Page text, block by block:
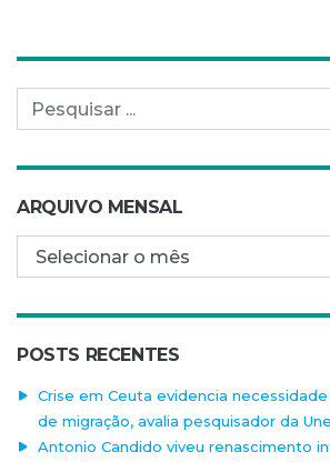
Pesquisar por:
ARQUIVO MENSAL
Arquivo mensal
POSTS RECENTES
Crise em Ceuta evidencia
de migração, avalia pesquisador da
Antonio Candido viveu renascimento